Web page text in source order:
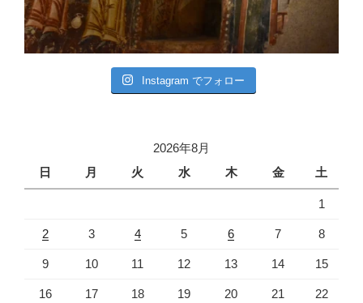
Instagram でフォロー
2026年8月
日
月 火 水 木 金 土
1
2 3 4 5 6 7 8
9 10 11 12 13 14 15
16 17 18 19 20 21 22